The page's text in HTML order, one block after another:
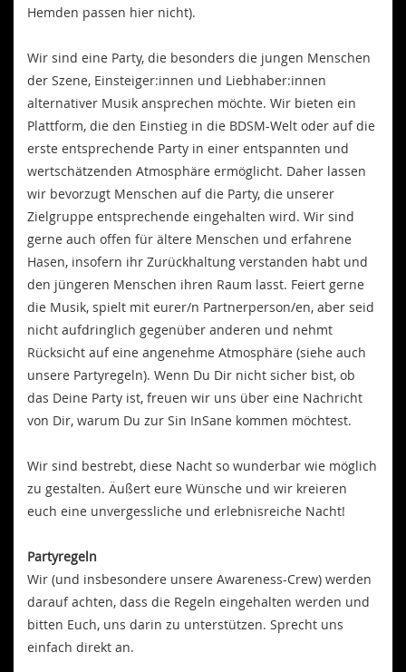
Hemden passen hier nicht).
Wir sind eine Party, die besonders die jungen Menschen
der Szene, Einsteiger:innen und Liebhaber:innen
alternativer Musik ansprechen möchte. Wir bieten ein
Plattform, die den Einstieg in die BDSM-Welt oder auf die
erste entsprechende Party in einer entspannten und
wertschätzenden Atmosphäre ermöglicht. Daher lassen
wir bevorzugt Menschen auf die Party, die unserer
Zielgruppe entsprechende eingehalten wird. Wir sind
gerne auch offen für ältere Menschen und erfahrene
Hasen, insofern ihr Zurückhaltung verstanden habt und
den jüngeren Menschen ihren Raum lasst. Feiert gerne
die Musik, spielt mit eurer/n Partnerperson/en, aber seid
nicht aufdringlich gegenüber anderen und nehmt
Rücksicht auf eine angenehme Atmosphäre (siehe auch
unsere Partyregeln). Wenn Du Dir nicht sicher bist, ob
das Deine Party ist, freuen wir uns über eine Nachricht
von Dir, warum Du zur Sin InSane kommen möchtest.
Wir sind bestrebt, diese Nacht so wunderbar wie möglich
zu gestalten. Äußert eure Wünsche und wir kreieren
euch eine unvergessliche und erlebnisreiche Nacht!
Partyregeln
Wir (und insbesondere unsere Awareness-Crew) werden
darauf achten, dass die Regeln eingehalten werden und
bitten Euch, uns darin zu unterstützen. Sprecht uns
einfach direkt an.